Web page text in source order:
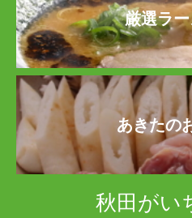
厳選ラ
あきたの
秋田がい